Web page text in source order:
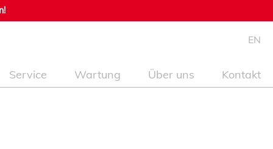
EN
Service Wartung Über uns Kontakt